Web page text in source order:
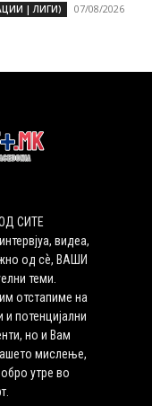
| ЛИГИ) 07/08/2026
СИТЕ
видеа,
од сѐ, ВАШИ
теми.
отстапиме на
и потенцијални
но и Вам
мислење,
утре во